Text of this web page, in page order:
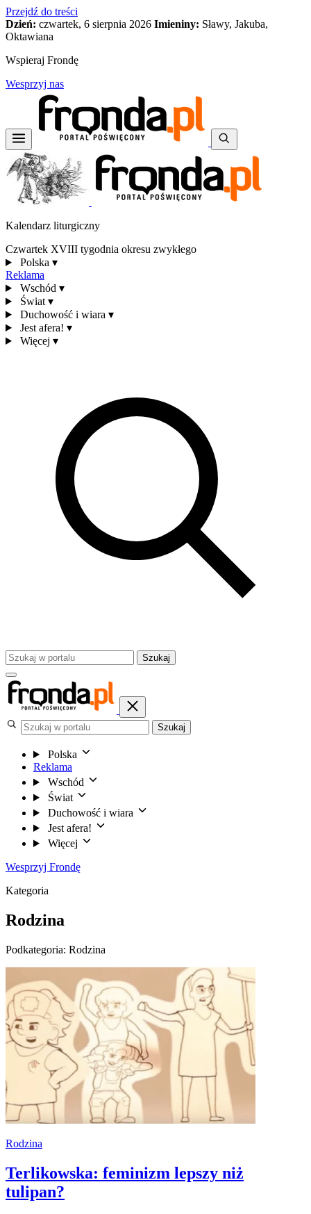
Przejdź do treści
Dzień: czwartek, 6 sierpnia 2026 Imieniny: Sławy, Jakuba,
Oktawiana
Wspieraj Frondę
Wesprzyj nas
Kalendarz liturgiczny
Czwartek XVIII tygodnia okresu zwykłego
Polska ▾
Reklama
Wschód ▾
Świat ▾
Duchowość i wiara ▾
Jest afera! ▾
Więcej ▾
Szukaj
Szukaj
Polska
Reklama
Wschód
Świat
Duchowość i wiara
Jest afera!
Więcej
Wesprzyj Frondę
Kategoria
Rodzina
Podkategoria: Rodzina
Rodzina
Terlikowska: feminizm lepszy niż
tulipan?